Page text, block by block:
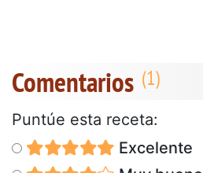
Comentarios
Puntúe esta receta:
Excelente